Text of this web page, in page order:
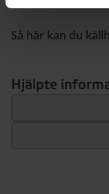
Så här kan du
Hjälpte